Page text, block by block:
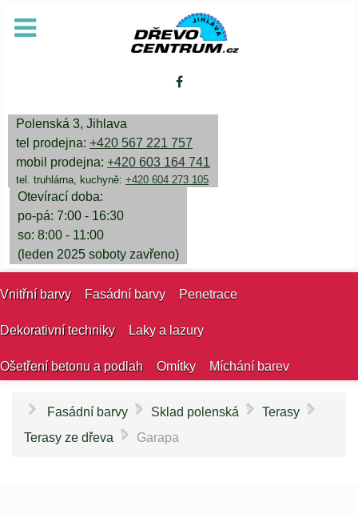
Polenská 3, Jihlava
tel prodejna: +420 567 221 757
mobil prodejna: +420 603 164 741
tel. truhlárna, kuchyně: +420 604 273 105
Otevírací doba:
po-pá: 7:00 - 16:30
so: 8:00 - 11:00
(leden 2025 soboty zavřeno)
Vnitřní barvy Fasádní barvy Penetrace
Dekorativní techniky Laky a lazury
Ošetření betonu a podlah Omítky Míchání barev
Fasádní barvy \ Sklad polenská \ Terasy \
Terasy ze dřeva \ Garapa